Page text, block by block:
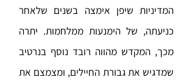
המדיניות שיפן אימצה בשנים שלאחר
כניעתה, של הימנעות ממלחמות. יתרה
מכך, המקדש מהווה רובד נוסף בנרטיב
שמדגיש את גבורת החיילים, ומצמצם את